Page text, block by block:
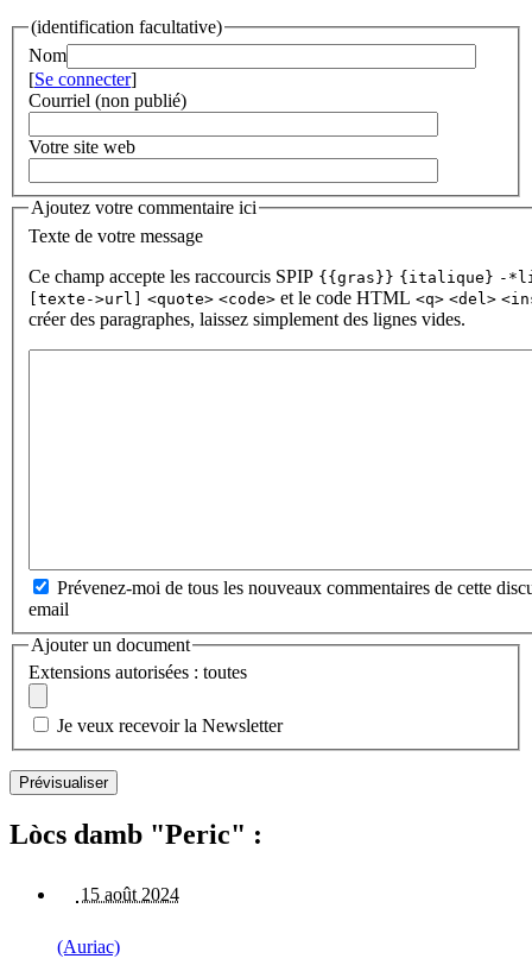
(identification facultative)
Nom
[Se connecter]
Courriel (non publié)
Votre site web
Ajoutez votre commentaire ici
Texte de votre message
Ce champ accepte les raccourcis SPIP {{gras}} {italique} -
[texte->url] <quote> <code> et le code HTML <q> <del>
créer des paragraphes, laissez simplement des lignes vides.
Prévenez-moi de tous les nouveaux commentaires de cette
email
Ajouter un document
Extensions autorisées : toutes
Je veux recevoir la Newsletter
Lòcs damb "Peric" :
15 août 2024
(Auriac)